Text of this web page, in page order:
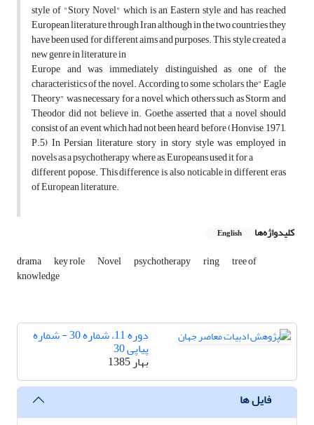
style of "Story Novel" which is an Eastern style and has reached
European literature through Iran although in the two countries they
have been used for different aims and purposes. This style created a
new genre in literature in
Europe and was immediately distinguished as one of the
characteristics of the novel. According to some scholars, the" Eagle
Theory" was necessary for a novel, which others such as Storm and
Theodor did not believe in. Goethe asserted that a novel should
consist of an event which had not been heard before (Honvise, 1971,
P.5) In Persian literature, story in story style was employed in
novels as a psychotherapy, where as, Europeans used it for a
different popose. This difference is also noticable in different eras
of European literature.
کلیدواژه‌ها English
drama key role Novel psychotherapy ring tree of
knowledge
دوره 11، شماره 30 - شماره
پیاپی 30
بهار 1385
فایل ها